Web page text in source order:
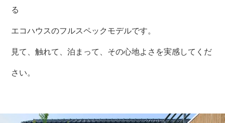
る
エコハウスのフルスペックモデルです。
見て、触れて、泊まって、その心地よさを実感してくだ
さい。